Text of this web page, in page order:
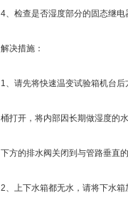
4、检查是否湿度部分的固态继
解决措施：
1、请先将快速温变试验箱机台
桶打开，将内部因长期做湿度的
下方的排水阀关闭到与管路垂直
2、上下水箱都无水，请将下水